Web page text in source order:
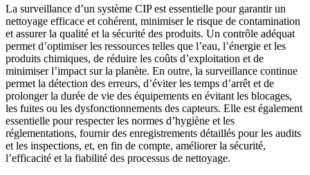
La surveillance d’un système CIP est essentielle pour garantir un
nettoyage efficace et cohérent, minimiser le risque de contamination
et assurer la qualité et la sécurité des produits. Un contrôle adéquat
permet d’optimiser les ressources telles que l’eau, l’énergie et les
produits chimiques, de réduire les coûts d’exploitation et de
minimiser l’impact sur la planète. En outre, la surveillance continue
permet la détection des erreurs, d’éviter les temps d’arrêt et de
prolonger la durée de vie des équipements en évitant les blocages,
les fuites ou les dysfonctionnements des capteurs. Elle est également
essentielle pour respecter les normes d’hygiène et les
réglementations, fournir des enregistrements détaillés pour les audits
et les inspections, et, en fin de compte, améliorer la sécurité,
l’efficacité et la fiabilité des processus de nettoyage.